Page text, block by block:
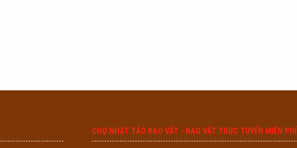
CHỢ NHẬT TẢO RAO VẶT - RAO VẶT TRỰC TUYẾN MIỄN PHÍ